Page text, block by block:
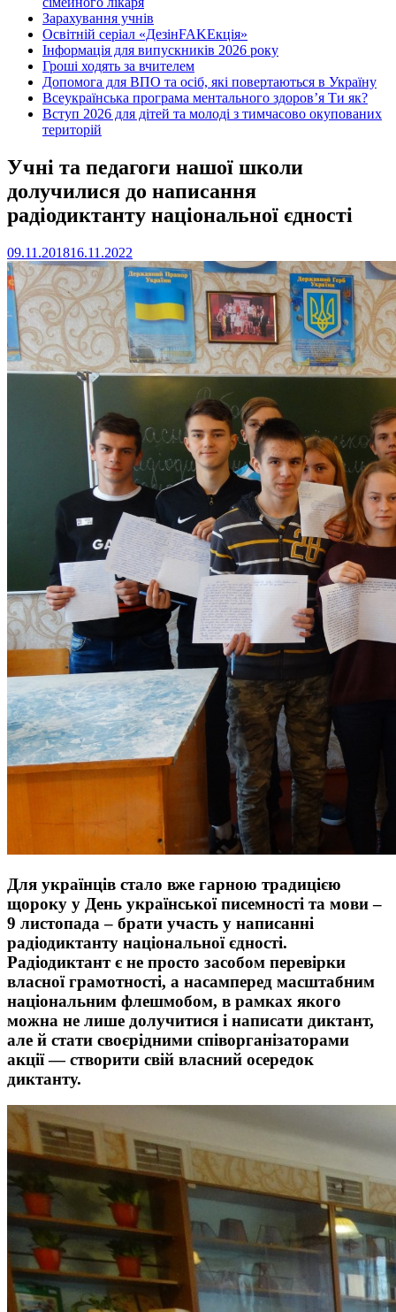
Зарахування учнів
Освітній серіал «ДезінFAKEкція»
Інформація для випускників 2026 року
Гроші ходять за вчителем
Допомога для ВПО та осіб, які повертаються в Україну
Всеукраїнська програма ментального здоров’я Ти як?
Вступ 2026 для дітей та молоді з тимчасово окупованих
територій
Учні та педагоги нашої школи
долучилися до написання
радіодиктанту національної єдності
09.11.201816.11.2022
Для українців стало вже гарною традицією
щороку у День української писемності та мови –
9 листопада – брати участь у написанні
радіодиктанту національної єдності.
Радіодиктант є не просто засобом перевірки
власної грамотності, а насамперед масштабним
національним флешмобом, в рамках якого
можна не лише долучитися і написати диктант,
але й стати своєрідними співорганізаторами
акції ― створити свій власний осередок
диктанту.